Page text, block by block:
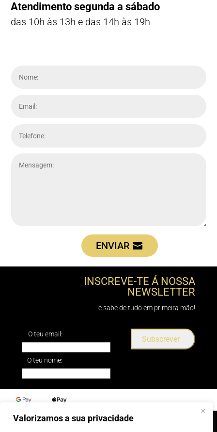
Valorizamos a sua privacidade
Atendimento segunda a sábado
das 10h às 13h e das 14h às 19h
ENVIAR
INSCREVE-TE Á NOSSA
NEWSLETTER
e sabe de tudo em primeira mão!
O teu email:
O teu nome: